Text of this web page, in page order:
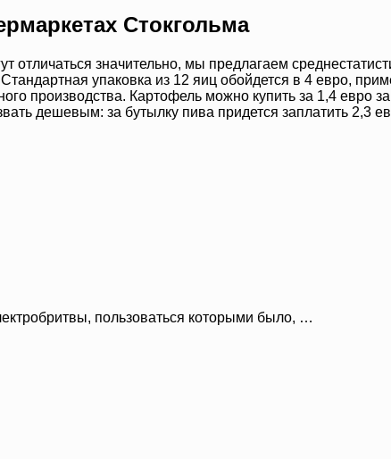
Стокгольма
отличаться значительно, мы предлагаем
упаковка из 12 яиц обойдется в 4 евро,
производства. Картофель можно купить за 1,4 евро
дешевым: за бутылку пива придется заплатить 2,3
пользоваться которыми было, …